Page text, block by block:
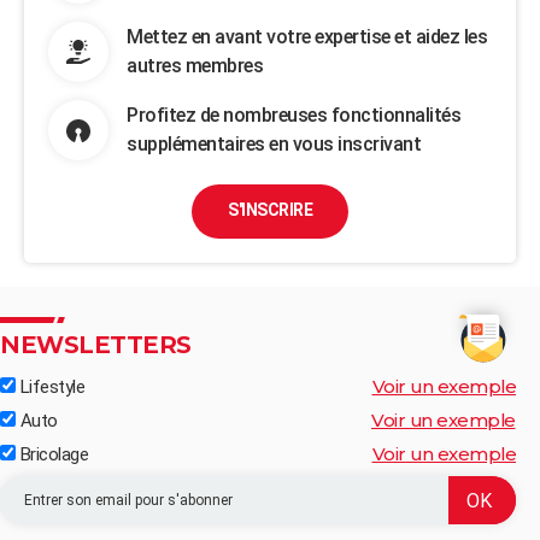
Mettez en avant votre expertise et aidez les
autres membres
Profitez de nombreuses fonctionnalités
supplémentaires en vous inscrivant
S'INSCRIRE
NEWSLETTERS
Lifestyle Voir un exemple
Auto Voir un exemple
Bricolage Voir un exemple